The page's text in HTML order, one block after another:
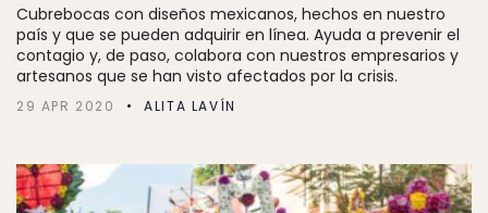
Cubrebocas con diseños mexicanos, hechos en nuestro
país y que se pueden adquirir en línea. Ayuda a prevenir el
contagio y, de paso, colabora con nuestros empresarios y
artesanos que se han visto afectados por la crisis.
29 APR 2020 ALITA LAVÍN